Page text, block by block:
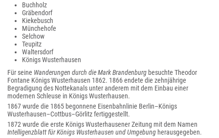
Buchholz
Gräbendorf
Kiekebusch
Münchehofe
Selchow
Teupitz
Waltersdorf
Königs Wusterhausen
Für seine Wanderungen durch die Mark Brandenburg besuchte Theodor
Fontane Königs Wusterhausen 1862. 1866 endete die zehnjährige
Begradigung des Nottekanals unter anderem mit dem Einbau einer
modernen Schleuse in Königs Wusterhausen.
1867 wurde die 1865 begonnene Eisenbahnlinie Berlin–Königs
Wusterhausen–Cottbus–Görlitz fertiggestellt.
1872 wurde die erste Königs Wusterhausener Zeitung mit dem Namen
Intelligenzblatt für Königs Wusterhausen und Umgebung herausgegeben.